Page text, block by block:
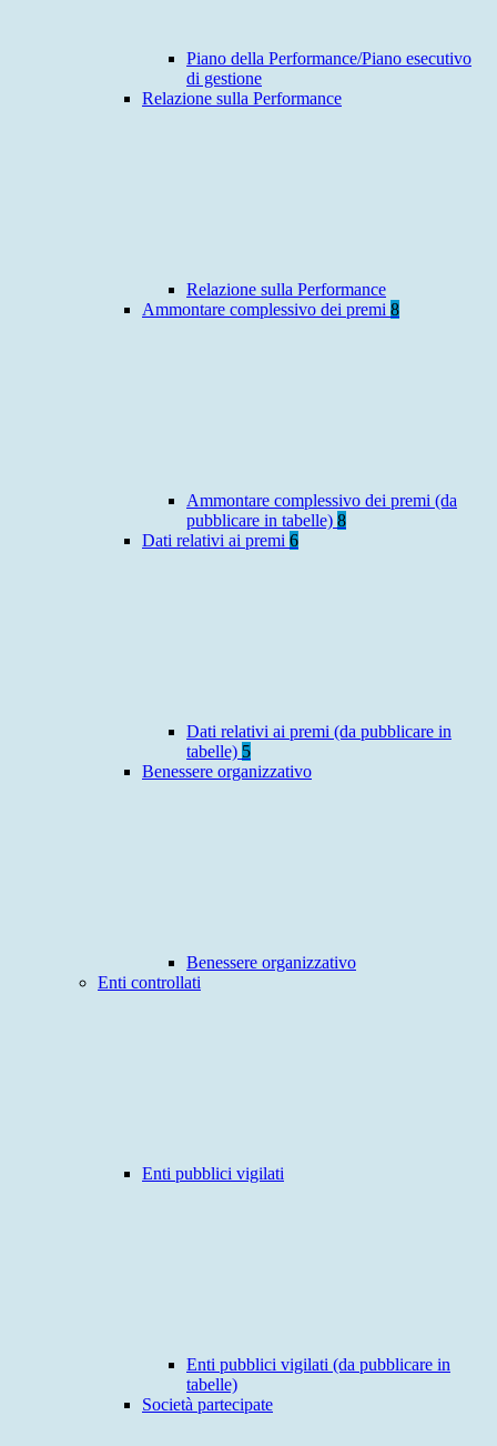
Piano della Performance/Piano esecutivo
di gestione
Relazione sulla Performance
Relazione sulla Performance
Ammontare complessivo dei premi 8
Ammontare complessivo dei premi (da
pubblicare in tabelle) 8
Dati relativi ai premi 6
Dati relativi ai premi (da pubblicare in
tabelle) 5
Benessere organizzativo
Benessere organizzativo
Enti controllati
Enti pubblici vigilati
Enti pubblici vigilati (da pubblicare in
tabelle)
Società partecipate